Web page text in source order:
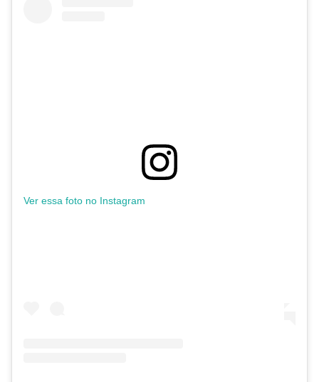
Ver essa foto no Instagram